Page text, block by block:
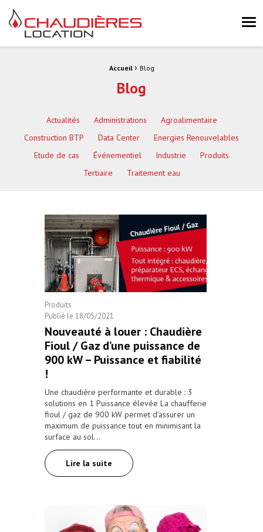
Chaudières Location Location de chaudière et chaufferie mobile
Accueil › Blog
Blog
Actualités Administrations
Agroalimentaire
Construction BTP
Data Center
Energies Renouvelables
Etude de cas
Événementiel Industrie
Produits
Tertiaire
Traitement eau
Actualités
#AlsaceFanDay : aujourd’hui nous
fêtons l’Alsace et sommes fiers de faire
partie des acteurs de Imaginalsace
Lire la suite
Produits
Publié le 18/05/2021
Nouveauté à louer : Chaudière
Fioul / Gaz d’une puissance de
900 kW – Puissance et fiabilité
!
Une chaudière performante et durable : 3
solutions en 1 Puissance élevée La chaufferie
fioul / gaz de 900 kW permet d’assurer un
maximum de puissance tout en minimisant la
surface au sol…
Lire la suite